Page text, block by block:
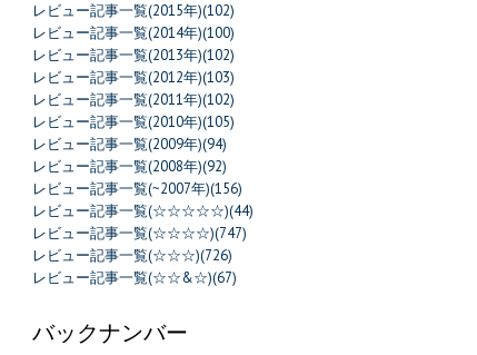
レビュー記事一覧(2015年)(102)
レビュー記事一覧(2014年)(100)
レビュー記事一覧(2013年)(102)
レビュー記事一覧(2012年)(103)
レビュー記事一覧(2011年)(102)
レビュー記事一覧(2010年)(105)
レビュー記事一覧(2009年)(94)
レビュー記事一覧(2008年)(92)
レビュー記事一覧(~2007年)(156)
レビュー記事一覧(☆☆☆☆☆)(44)
レビュー記事一覧(☆☆☆☆)(747)
レビュー記事一覧(☆☆☆)(726)
レビュー記事一覧(☆☆&☆)(67)
バックナンバー